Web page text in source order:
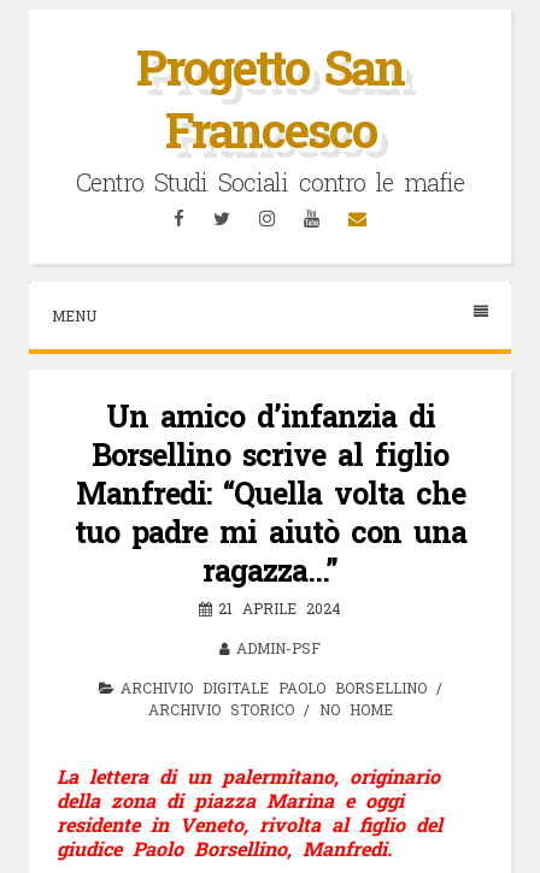
Progetto San
Francesco
Centro Studi Sociali contro le mafie
FacebookTwitterInstagramYouTubeEmail
MENU
Un amico d’infanzia di
Borsellino scrive al figlio
Manfredi: “Quella volta che
tuo padre mi aiutò con una
ragazza…”
21 APRILE 2024
ADMIN-PSF
ARCHIVIO DIGITALE PAOLO BORSELLINO/
ARCHIVIO STORICO/ NO HOME
La lettera di un palermitano, originario
della zona di piazza Marina e oggi
residente in Veneto, rivolta al figlio del
giudice Paolo Borsellino, Manfredi.